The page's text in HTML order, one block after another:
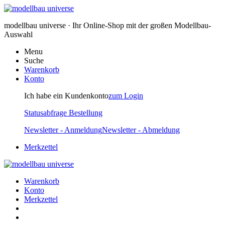
modellbau universe · Ihr Online-Shop mit der großen Modellbau-
Auswahl
Menu
Suche
Warenkorb
Konto
Ich habe ein Kundenkontozum Login
Statusabfrage Bestellung
Newsletter - AnmeldungNewsletter - Abmeldung
Merkzettel
Warenkorb
Konto
Merkzettel